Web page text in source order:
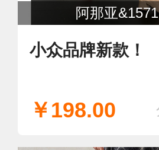
阿那亚&1571
小众品牌新款！
￥198.00